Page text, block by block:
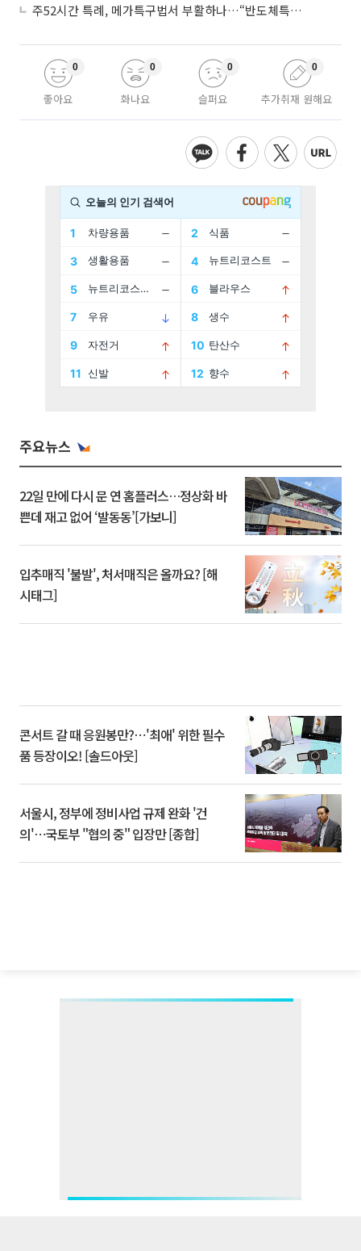
주52시간 특례, 메가특구법서 부활하나…“반도체특별법 담겨야”
좋아요
0
화나요
0
슬퍼요
0
추가취재 원해요
0
주요뉴스
22일 만에 다시 문 연 홈플러스…정상화 바
쁜데 재고 없어 ‘발동동’[가보니]
입추매직 '불발', 처서매직은 올까요? [해
시태그]
콘서트 갈 때 응원봉만?⋯'최애' 위한 필수
품 등장이오! [솔드아웃]
서울시, 정부에 정비사업 규제 완화 '건
의'⋯국토부 "협의 중" 입장만 [종합]